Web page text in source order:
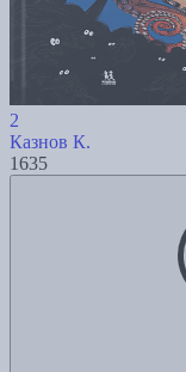
2
Казнов К.
1635